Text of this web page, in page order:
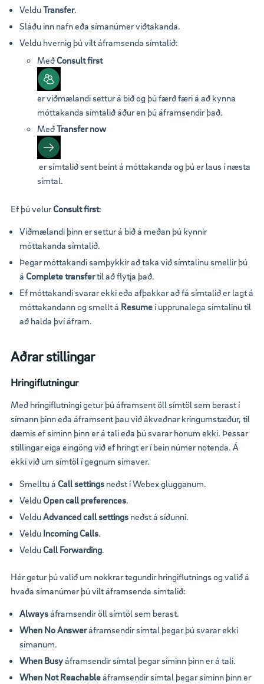
VelduTransfer.
Sláðu inn nafn eða símanúmer viðtakanda.
Veldu hvernig þú vilt áframsenda símtalið:
MeðConsult first
er viðmælandi settur á bið og þú færð færi á að kynna
móttakanda símtalið áður en þú áframsendir það.
MeðTransfer now
er símtalið sent beint á móttakanda og þú er laus í næsta
símtal.
Ef þú velurConsult first:
Viðmælandi þinn er settur á bið á meðan þú kynnir
móttakanda símtalið.
Þegar móttakandi samþykkir að taka við símtalinu smellir þú
á Complete transfertil að flytja það.
Ef móttakandi svarar ekki eða afþakkar að fá símtalið er lagt á
móttakandann og smellt á Resume í upprunalega símtalinu til
að halda því áfram.
Aðrar stillingar
Hringiflutningur
Með hringiflutningi getur þú áframsent öll símtöl sem berast í
símann þinn eða áframsent þau við ákveðnar kringumstæður, til
dæmis ef síminn þinn er á tali eða þú svarar honum ekki. Þessar
stillingar eiga eingöng við ef hringt er í bein númer notenda. Á
ekki við um símtöl í gegnum símaver.
Smelltu á Call settings neðst í Webex glugganum.
VelduOpen call preferences.
VelduAdvanced call settings neðst á síðunni.
Veldu Incoming Calls.
VelduCall Forwarding.
Hér getur þú valið um nokkrar tegundir hringiflutnings og valið á
hvaða símanúmer þú vilt áframsenda símtalið:
Alwaysáframsendir öll símtöl sem berast.
When No Answeráframsendir símtal þegar þú svarar ekki
símanum.
When Busyáframsendir símtal þegar síminn þinn er á tali.
When Not Reachableáframsendir símtal þegar síminn þinn er